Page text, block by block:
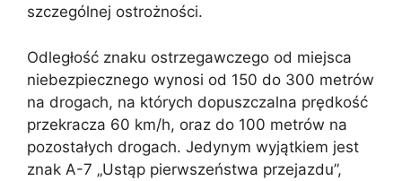
szczególnej ostrożności.
Odległość znaku ostrzegawczego od miejsca
niebezpiecznego wynosi od 150 do 300 metrów
na drogach, na których dopuszczalna prędkość
przekracza 60 km/h, oraz do 100 metrów na
pozostałych drogach. Jedynym wyjątkiem jest
znak A-7 „Ustąp pierwszeństwa przejazdu”,